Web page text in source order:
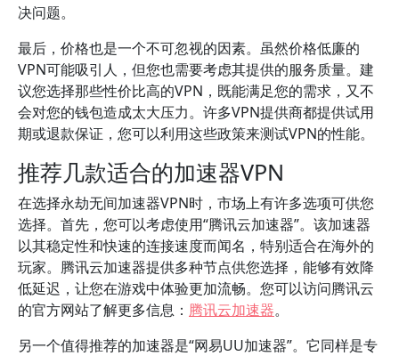
决问题。
最后，价格也是一个不可忽视的因素。虽然价格低廉的
VPN可能吸引人，但您也需要考虑其提供的服务质量。建
议您选择那些性价比高的VPN，既能满足您的需求，又不
会对您的钱包造成太大压力。许多VPN提供商都提供试用
期或退款保证，您可以利用这些政策来测试VPN的性能。
推荐几款适合的加速器VPN
在选择永劫无间加速器VPN时，市场上有许多选项可供您
选择。首先，您可以考虑使用“腾讯云加速器”。该加速器
以其稳定性和快速的连接速度而闻名，特别适合在海外的
玩家。腾讯云加速器提供多种节点供您选择，能够有效降
低延迟，让您在游戏中体验更加流畅。您可以访问腾讯云
的官方网站了解更多信息： 腾讯云加速器。
另一个值得推荐的加速器是“网易UU加速器”。它同样是专